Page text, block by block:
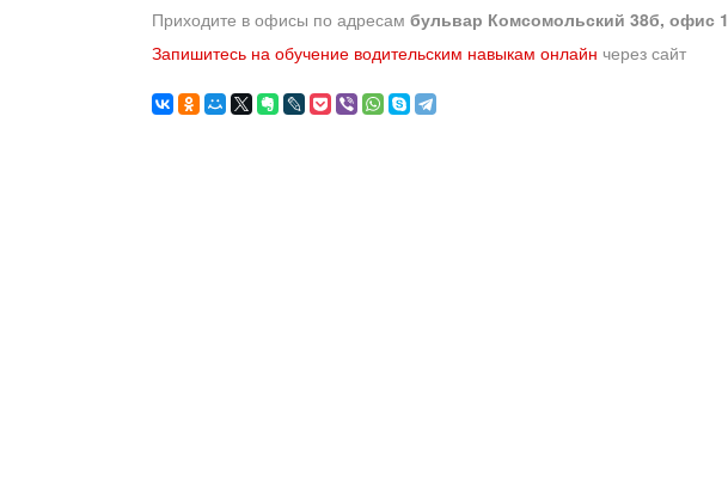
Приходите в офисы по адресам бульвар Комсомольский 38б, офис 1
Запишитесь на обучение водительским навыкам онлайн через сайт